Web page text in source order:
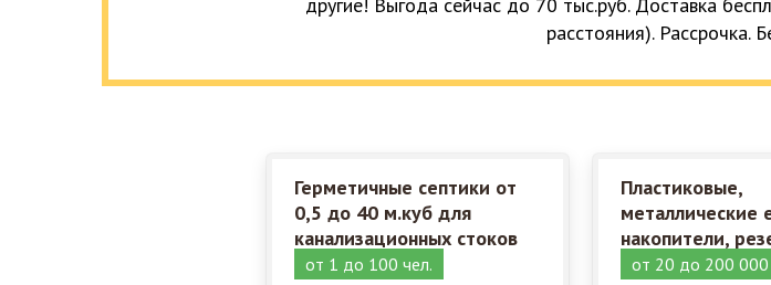
расстояния). Рассрочка.
Герметичные септики от
0,5 до 40 м.куб для
канализационных стоков
от 1 до 100 чел.
Пластиковые,
металлические
накопители,
от 20 до 200 000